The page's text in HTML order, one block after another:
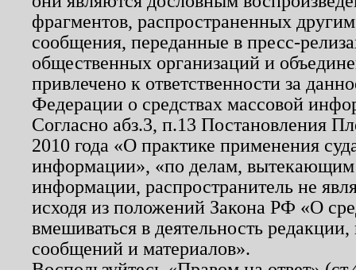
фрагментов, распространенных
сообщения, переданные в пресс-
общественных организаций и
привлечено к ответственности за
Федерации о средствах массовой
Согласно абз.3, п.13 Постановления
2010 года «О практике применения
информации», «по делам, вытекающим
информации, распространитель не
исходя из положений Закона РФ «О
вмешиваться в деятельность
сообщений и материалов».